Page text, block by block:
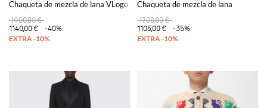
Chaqueta de mezcla de lana VLogo
1900,00 €
1140,00 €
-40%
Chaqueta de mezcla de lana
1700,00 €
1105,00 €
-35%